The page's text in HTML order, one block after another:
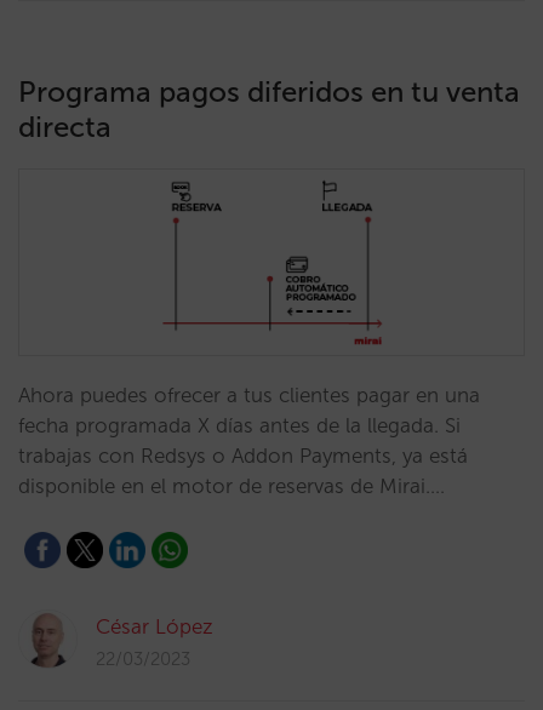
Programa pagos diferidos en tu venta
directa
Ahora puedes ofrecer a tus clientes pagar en una
fecha programada X días antes de la llegada. Si
trabajas con Redsys o Addon Payments, ya está
disponible en el motor de reservas de Mirai.…
César López
22/03/2023